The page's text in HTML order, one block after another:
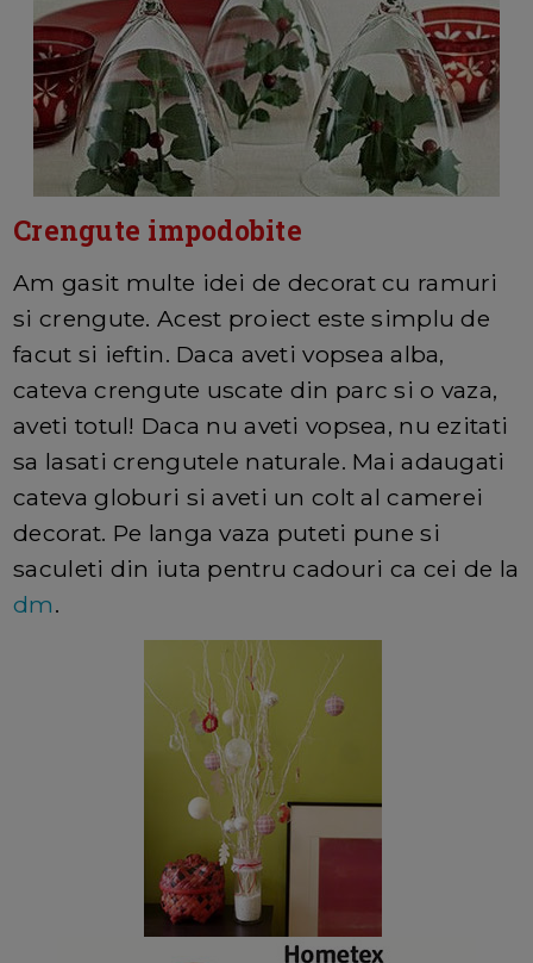
Crengute impodobite
Am gasit multe idei de decorat cu ramuri
si crengute. Acest proiect este simplu de
facut si ieftin. Daca aveti vopsea alba,
cateva crengute uscate din parc si o vaza,
aveti totul! Daca nu aveti vopsea, nu ezitati
sa lasati crengutele naturale. Mai adaugati
cateva globuri si aveti un colt al camerei
decorat. Pe langa vaza puteti pune si
saculeti din iuta pentru cadouri ca cei de la
dm.